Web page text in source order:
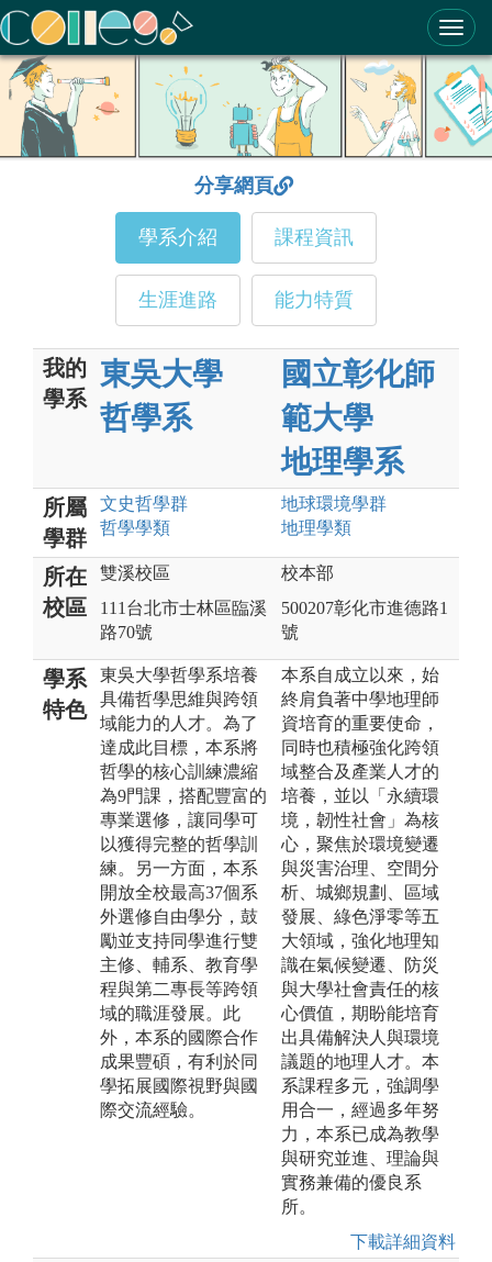
ColleGo! 大學選才與高中育才輔助系統
分享網頁
學系介紹 課程資訊
生涯進路 能力特質
我的
學系
東吳大學
哲學系
國立彰化師
範大學
地理學系
所屬
學群
文史哲學群
哲學學類
地球環境學群
地理學類
所在
校區
雙溪校區
111台北市士林區臨溪
路70號
校本部
500207彰化市進德路1
號
學系
特色
東吳大學哲學系培養
具備哲學思維與跨領
域能力的人才。為了
達成此目標，本系將
哲學的核心訓練濃縮
為9門課，搭配豐富的
專業選修，讓同學可
以獲得完整的哲學訓
練。另一方面，本系
開放全校最高37個系
外選修自由學分，鼓
勵並支持同學進行雙
主修、輔系、教育學
程與第二專長等跨領
域的職涯發展。此
外，本系的國際合作
成果豐碩，有利於同
學拓展國際視野與國
際交流經驗。
本系自成立以來，始
終肩負著中學地理師
資培育的重要使命，
同時也積極強化跨領
域整合及產業人才的
培養，並以「永續環
境，韌性社會」為核
心，聚焦於環境變遷
與災害治理、空間分
析、城鄉規劃、區域
發展、綠色淨零等五
大領域，強化地理知
識在氣候變遷、防災
與大學社會責任的核
心價值，期盼能培育
出具備解決人與環境
議題的地理人才。本
系課程多元，強調學
用合一，經過多年努
力，本系已成為教學
與研究並進、理論與
實務兼備的優良系
所。
下載詳細資料